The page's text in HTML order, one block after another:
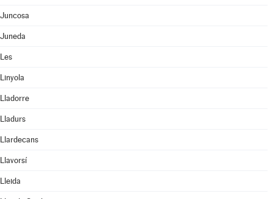
Juncosa
Juneda
Les
Linyola
Lladorre
Lladurs
Llardecans
Llavorsí
Lleida